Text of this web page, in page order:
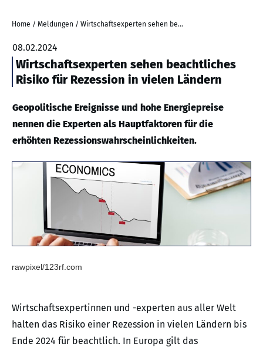
Home / Meldungen / Wirtschaftsexperten sehen beachtliches Risiko für Rezession in vielen Ländern
08.02.2024
Wirtschaftsexperten sehen beachtliches
Risiko für Rezession in vielen Ländern
Geopolitische Ereignisse und hohe Energiepreise
nennen die Experten als Hauptfaktoren für die
erhöhten Rezessionswahrscheinlichkeiten.
rawpixel/123rf.com
Wirtschaftsexpertinnen und -experten aus aller Welt
halten das Risiko einer Rezession in vielen Ländern bis
Ende 2024 für beachtlich. In Europa gilt das